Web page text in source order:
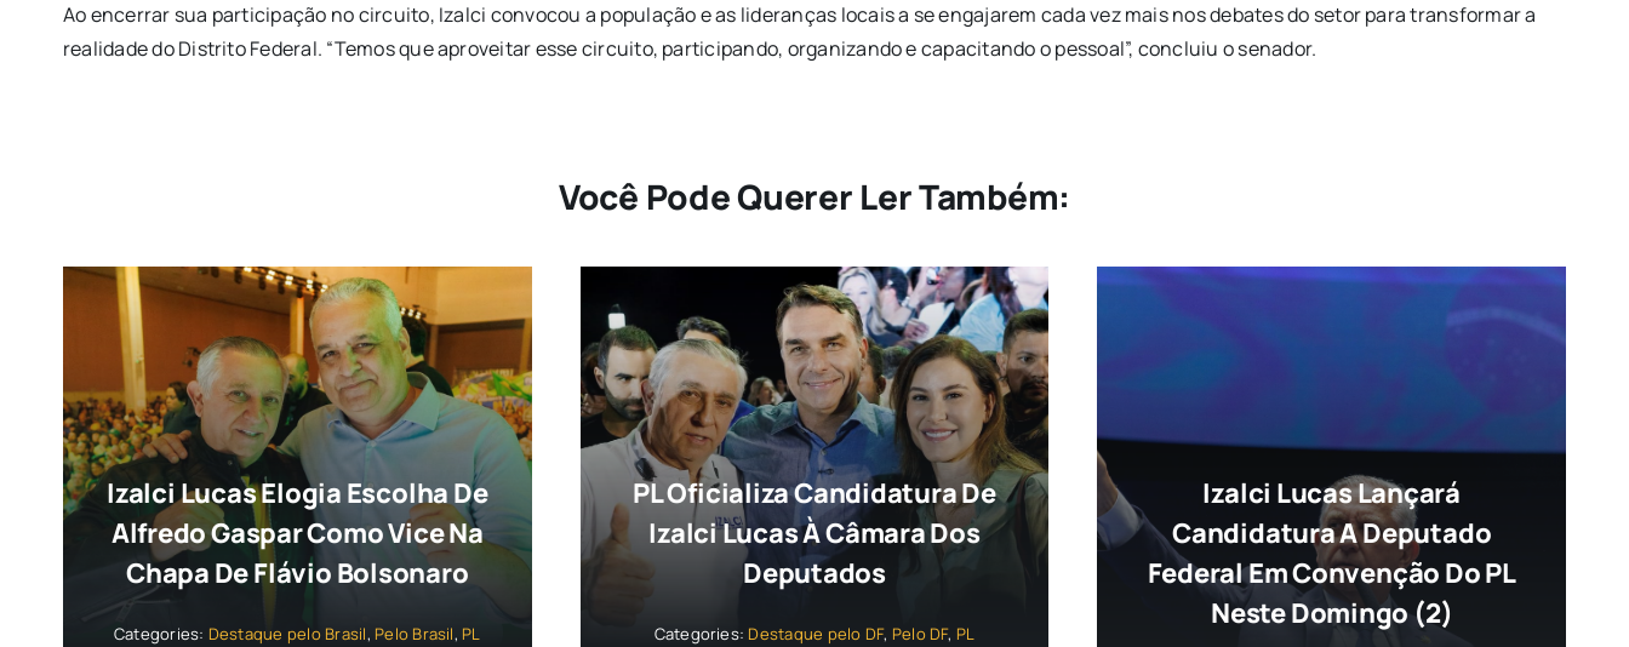
Ao encerrar sua participação no circuito, Izalci convocou a população e as lideranças locais a se engajarem cada vez mais nos debates do setor para transformar a
realidade do Distrito Federal. “Temos que aproveitar esse circuito, participando, organizando e capacitando o pessoal”, concluiu o senador.
Você Pode Querer Ler Também:
Izalci Lucas Elogia Escolha De
Alfredo Gaspar Como Vice Na
Chapa De Flávio Bolsonaro
Categories: Destaque pelo Brasil, Pelo Brasil, PL
PL Oficializa Candidatura De
Izalci Lucas À Câmara Dos
Deputados
Categories: Destaque pelo DF, Pelo DF, PL
Izalci Lucas Lançará
Candidatura A Deputado
Federal Em Convenção Do PL
Neste Domingo (2)